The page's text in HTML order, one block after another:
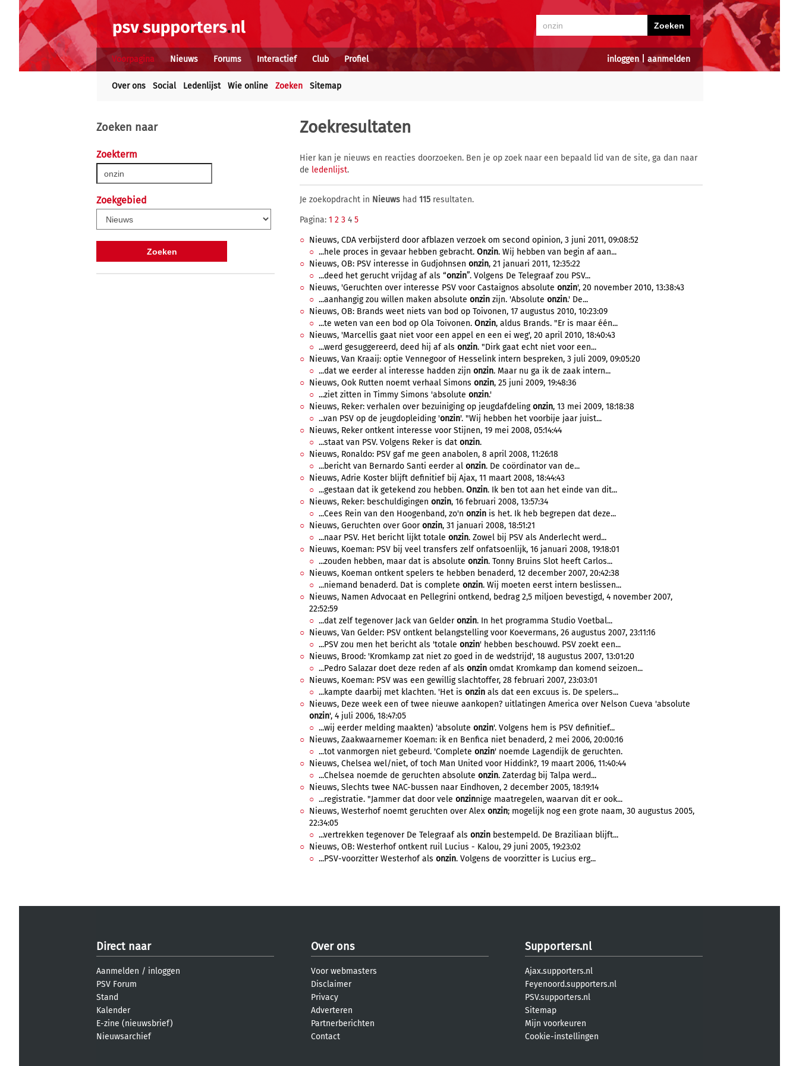
inloggen| aanmelden
Voorpagina Nieuws Forums Interactief Club Profiel
Over ons Social Ledenlijst Wie online Zoeken Sitemap
Zoeken naar
Zoekterm
Zoekgebied
Zoekresultaten
Hier kan je nieuws en reacties doorzoeken. Ben je op zoek naar een bepaald lid van de site, ga dan naar
de ledenlijst.
Je zoekopdracht in Nieuws had 115 resultaten.
Pagina: 1 2 3 4 5
Nieuws, CDA verbijsterd door afblazen verzoek om second opinion, 3 juni 2011, 09:08:52
...hele proces in gevaar hebben gebracht. Onzin. Wij hebben van begin af aan...
Nieuws, OB: PSV interesse in Gudjohnsen onzin, 21 januari 2011, 12:35:22
...deed het gerucht vrijdag af als “onzin”. Volgens De Telegraaf zou PSV...
Nieuws, 'Geruchten over interesse PSV voor Castaignos absolute onzin', 20 november 2010, 13:38:43
...aanhangig zou willen maken absolute onzin zijn. 'Absolute onzin.' De...
Nieuws, OB: Brands weet niets van bod op Toivonen, 17 augustus 2010, 10:23:09
...te weten van een bod op Ola Toivonen. Onzin, aldus Brands. "Er is maar één...
Nieuws, 'Marcellis gaat niet voor een appel en een ei weg', 20 april 2010, 18:40:43
...werd gesuggereerd, deed hij af als onzin. "Dirk gaat echt niet voor een...
Nieuws, Van Kraaij: optie Vennegoor of Hesselink intern bespreken, 3 juli 2009, 09:05:20
...dat we eerder al interesse hadden zijn onzin. Maar nu ga ik de zaak intern...
Nieuws, Ook Rutten noemt verhaal Simons onzin, 25 juni 2009, 19:48:36
...ziet zitten in Timmy Simons 'absolute onzin.'
Nieuws, Reker: verhalen over bezuiniging op jeugdafdelingonzin, 13 mei 2009, 18:18:38
...van PSV op de jeugdopleiding 'onzin'. "Wij hebben het voorbije jaar juist...
Nieuws, Reker ontkent interesse voor Stijnen, 19 mei 2008, 05:14:44
...staat van PSV. Volgens Reker is dat onzin.
Nieuws, Ronaldo: PSV gaf me geen anabolen, 8 april 2008, 11:26:18
...bericht van Bernardo Santi eerder al onzin. De coördinator van de...
Nieuws, Adrie Koster blijft definitief bij Ajax, 11 maart 2008, 18:44:43
...gestaan dat ik getekend zou hebben. Onzin. Ik ben tot aan het einde van dit...
Nieuws, Reker: beschuldigingen onzin, 16 februari 2008, 13:57:34
...Cees Rein van den Hoogenband, zo'n onzin is het. Ik heb begrepen dat deze...
Nieuws, Geruchten over Gooronzin, 31 januari 2008, 18:51:21
...naar PSV. Het bericht lijkt totale onzin. Zowel bij PSV als Anderlecht werd...
Nieuws, Koeman: PSV bij veel transfers zelf onfatsoenlijk, 16 januari 2008, 19:18:01
...zouden hebben, maar dat is absolute onzin. Tonny Bruins Slot heeft Carlos...
Nieuws, Koeman ontkent spelers te hebben benaderd, 12 december 2007, 20:42:38
...niemand benaderd. Dat is complete onzin. Wij moeten eerst intern beslissen...
Nieuws, Namen Advocaat en Pellegrini ontkend, bedrag 2,5 miljoen bevestigd, 4 november 2007,
22:52:59
...dat zelf tegenover Jack van Gelderonzin. In het programma Studio Voetbal...
Nieuws, Van Gelder: PSV ontkent belangstelling voor Koevermans, 26 augustus 2007, 23:11:16
...PSV zou men het bericht als 'totale onzin' hebben beschouwd. PSV zoekt een...
Nieuws, Brood: 'Kromkamp zat niet zo goed in de wedstrijd', 18 augustus 2007, 13:01:20
...Pedro Salazar doet deze reden af als onzin omdat Kromkamp dan komend seizoen...
Nieuws, Koeman: PSV was een gewillig slachtoffer, 28 februari 2007, 23:03:01
...kampte daarbij met klachten. 'Het is onzin als dat een excuus is. De spelers...
Nieuws, Deze week een of twee nieuwe aankopen? uitlatingen America over Nelson Cueva 'absolute
onzin', 4 juli 2006, 18:47:05
...wij eerder melding maakten) 'absolute onzin'. Volgens hem is PSV definitief...
Nieuws, Zaakwaarnemer Koeman: ik en Benfica niet benaderd, 2 mei 2006, 20:00:16
...tot vanmorgen niet gebeurd. 'Complete onzin' noemde Lagendijk de geruchten.
Nieuws, Chelsea wel/niet, of toch Man United voor Hiddink?, 19 maart 2006, 11:40:44
...Chelsea noemde de geruchten absolute onzin. Zaterdag bij Talpa werd...
Nieuws, Slechts twee NAC-bussen naar Eindhoven, 2 december 2005, 18:19:14
...registratie. "Jammer dat door vele onzinnige maatregelen, waarvan dit er ook...
Nieuws, Westerhof noemt geruchten over Alex onzin; mogelijk nog een grote naam, 30 augustus 2005,
22:34:05
...vertrekken tegenover De Telegraaf als onzin bestempeld. De Braziliaan blijft...
Nieuws, OB: Westerhof ontkent ruil Lucius - Kalou, 29 juni 2005, 19:23:02
...PSV-voorzitter Westerhof als onzin. Volgens de voorzitter is Lucius erg...
Direct naar
Aanmelden / inloggen
PSV Forum
Stand
Kalender
E-zine (nieuwsbrief)
Nieuwsarchief
Over ons
Voor webmasters
Disclaimer
Privacy
Adverteren
Partnerberichten
Contact
Supporters.nl
Ajax.supporters.nl
Feyenoord.supporters.nl
PSV.supporters.nl
Sitemap
Mijn voorkeuren
Cookie-instellingen